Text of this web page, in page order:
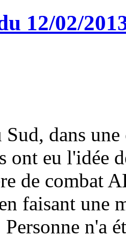
12/02/
Sud, dans
ont eu l'idée
de combat
faisant une
n'a